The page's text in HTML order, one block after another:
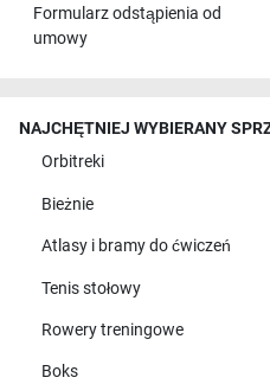
Formularz odstąpienia od
umowy
NAJCHĘTNIEJ WYBIERANY
Orbitreki
Bieżnie
Atlasy i bramy do ćwiczeń
Tenis stołowy
Rowery treningowe
Boks